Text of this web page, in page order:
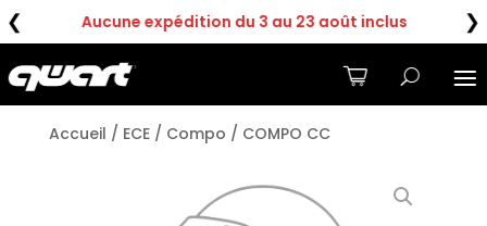
❮ Aucune expédition du 3 au 23 août inclus ❯
Accueil / ECE/ Compo / COMPO CC